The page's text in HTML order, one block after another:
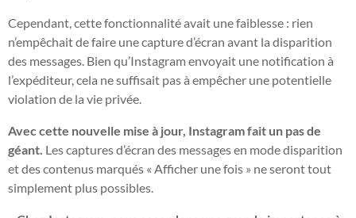
Cependant, cette fonctionnalité avait une faiblesse : rien
n’empêchait de faire une capture d’écran avant la disparition
des messages. Bien qu’Instagram envoyait une notification à
l’expéditeur, cela ne suffisait pas à empêcher une potentielle
violation de la vie privée.
Avec cette nouvelle mise à jour, Instagram fait un pas de
géant. Les captures d’écran des messages en mode disparition
et des contenus marqués « Afficher une fois » ne seront tout
simplement plus possibles.